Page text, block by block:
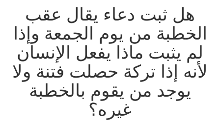
هل ثبت دعاء يقال عقب
الخطبة من يوم الجمعة وإذا
لم يثبت ماذا يفعل الإنسان
لأنه إذا تركة حصلت فتنة ولا
يوجد من يقوم بالخطبة
غيره؟